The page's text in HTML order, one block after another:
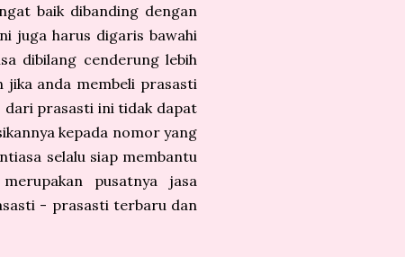
baik dibanding dengan
juga harus digaris bawahi
dibilang cenderung lebih
anda membeli prasasti
dari prasasti ini tidak dapat
kepada nomor yang
selalu siap membantu
pusatnya jasa
- prasasti terbaru dan